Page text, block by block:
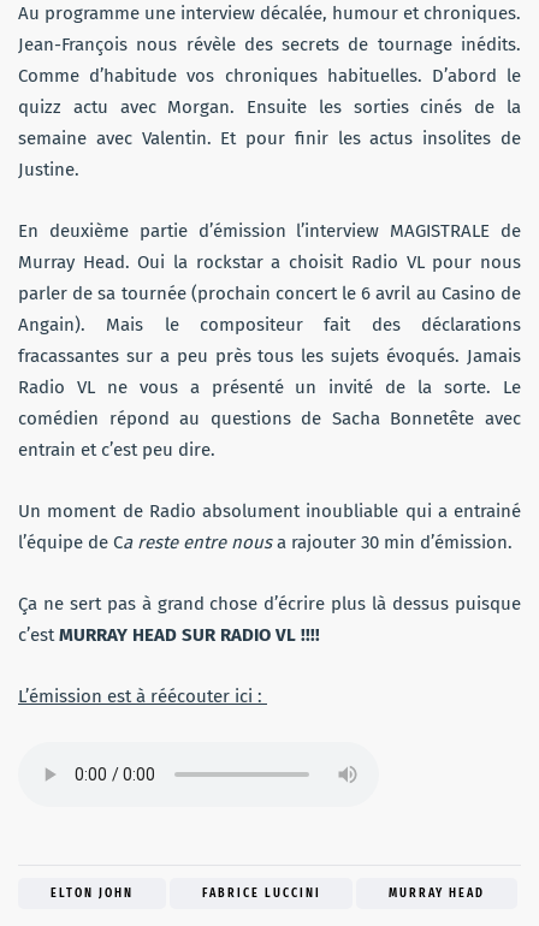
Au programme une interview décalée, humour et chroniques.
Jean-François nous révèle des secrets de tournage inédits.
Comme d’habitude vos chroniques habituelles. D’abord le
quizz actu avec Morgan. Ensuite les sorties cinés de la
semaine avec Valentin. Et pour finir les actus insolites de
Justine.
En deuxième partie d’émission l’interview MAGISTRALE de
Murray Head. Oui la rockstar a choisit Radio VL pour nous
parler de sa tournée (prochain concert le 6 avril au Casino de
Angain). Mais le compositeur fait des déclarations
fracassantes sur a peu près tous les sujets évoqués. Jamais
Radio VL ne vous a présenté un invité de la sorte. Le
comédien répond au questions de Sacha Bonnetête avec
entrain et c’est peu dire.
Un moment de Radio absolument inoubliable qui a entrainé
l’équipe de Ca reste entre nousa rajouter 30 min d’émission.
Ça ne sert pas à grand chose d’écrire plus là dessus puisque
c’estMURRAY HEAD SUR RADIO VL !!!!
L’émission est à réécouter ici :
ELTON JOHN FABRICE LUCCINI MURRAY HEAD